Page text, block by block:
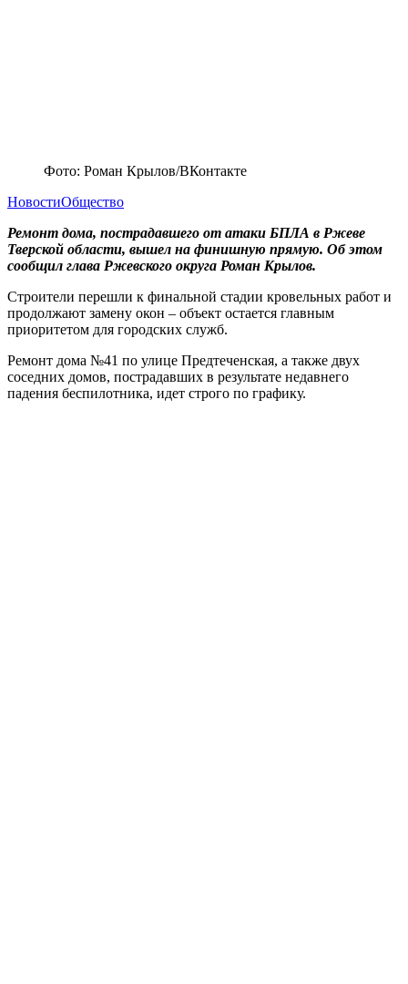
Фото: Роман Крылов/ВКонтакте
НовостиОбщество
Ремонт дома, пострадавшего от атаки БПЛА в Ржеве
Тверской области, вышел на финишную прямую. Об этом
сообщил глава Ржевского округа Роман Крылов.
Строители перешли к финальной стадии кровельных работ и
продолжают замену окон – объект остается главным
приоритетом для городских служб.
Ремонт дома №41 по улице Предтеченская, а также двух
соседних домов, пострадавших в результате недавнего
падения беспилотника, идет строго по графику.